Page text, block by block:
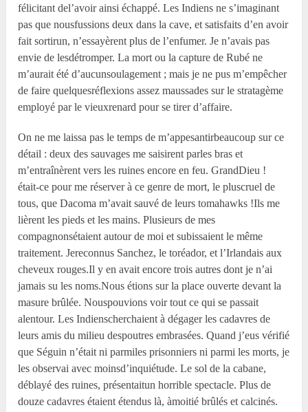
félicitant del’avoir ainsi échappé. Les Indiens ne s’imaginant
pas que nousfussions deux dans la cave, et satisfaits d’en avoir
fait sortirun, n’essayèrent plus de l’enfumer. Je n’avais pas
envie de lesdétromper. La mort ou la capture de Rubé ne
m’aurait été d’aucunsoulagement ; mais je ne pus m’empêcher
de faire quelquesréflexions assez maussades sur le stratagème
employé par le vieuxrenard pour se tirer d’affaire.
On ne me laissa pas le temps de m’appesantirbeaucoup sur ce
détail : deux des sauvages me saisirent parles bras et
m’entraînèrent vers les ruines encore en feu. GrandDieu !
était-ce pour me réserver à ce genre de mort, le pluscruel de
tous, que Dacoma m’avait sauvé de leurs tomahawks !Ils me
lièrent les pieds et les mains. Plusieurs de mes
compagnonsétaient autour de moi et subissaient le même
traitement. Jereconnus Sanchez, le toréador, et l’Irlandais aux
cheveux rouges.Il y en avait encore trois autres dont je n’ai
jamais su les noms.Nous étions sur la place ouverte devant la
masure brûlée. Nouspouvions voir tout ce qui se passait
alentour. Les Indienscherchaient à dégager les cadavres de
leurs amis du milieu despoutres embrasées. Quand j’eus vérifié
que Séguin n’était ni parmiles prisonniers ni parmi les morts, je
les observai avec moinsd’inquiétude. Le sol de la cabane,
déblayé des ruines, présentaitun horrible spectacle. Plus de
douze cadavres étaient étendus là, àmoitié brûlés et calcinés.